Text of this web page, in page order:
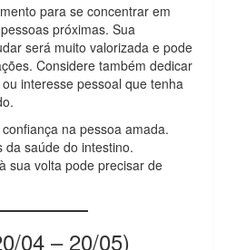
para se concentrar em
próximas. Sua
será muito valorizada e pode
Considere também dedicar
interesse pessoal que tenha
na pessoa amada.
da saúde do intestino.
sua volta pode precisar de
04 – 20/05)